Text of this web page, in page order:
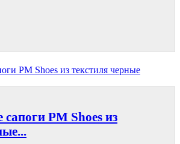
сапоги РМ Shoes из